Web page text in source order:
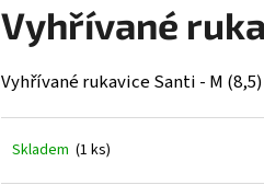
Vyhřívané
Vyhřívané rukavice Santi - M (8,5)
Skladem (1 ks)
HLEDAT